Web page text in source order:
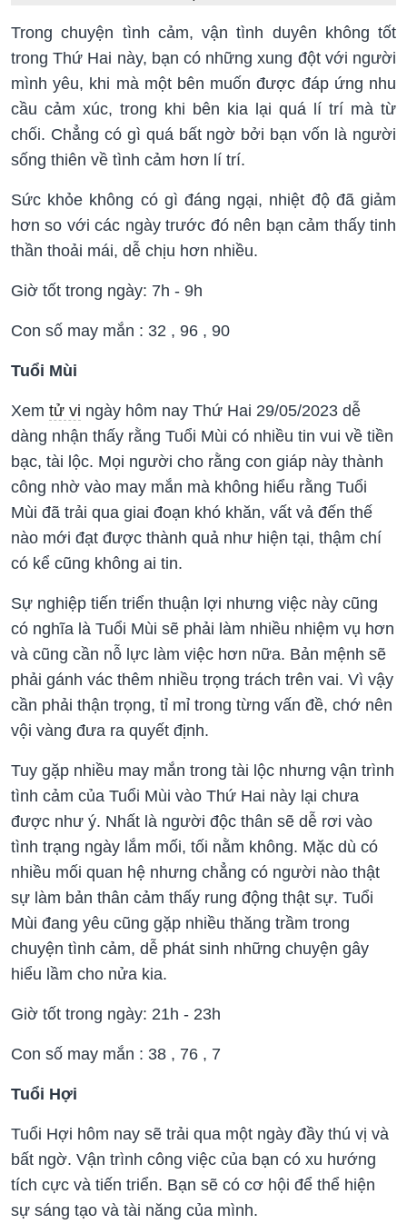
Trong chuyện tình cảm, vận tình duyên không tốt
trong Thứ Hai này, bạn có những xung đột với người
mình yêu, khi mà một bên muốn được đáp ứng nhu
cầu cảm xúc, trong khi bên kia lại quá lí trí mà từ
chối. Chẳng có gì quá bất ngờ bởi bạn vốn là người
sống thiên về tình cảm hơn lí trí.
Sức khỏe không có gì đáng ngại, nhiệt độ đã giảm
hơn so với các ngày trước đó nên bạn cảm thấy tinh
thần thoải mái, dễ chịu hơn nhiều.
Giờ tốt trong ngày: 7h - 9h
Con số may mắn : 32 , 96 , 90
Tuổi Mùi
Xem tử vi ngày hôm nay Thứ Hai 29/05/2023 dễ
dàng nhận thấy rằng Tuổi Mùi có nhiều tin vui về tiền
bạc, tài lộc. Mọi người cho rằng con giáp này thành
công nhờ vào may mắn mà không hiểu rằng Tuổi
Mùi đã trải qua giai đoạn khó khăn, vất vả đến thế
nào mới đạt được thành quả như hiện tại, thậm chí
có kể cũng không ai tin.
Sự nghiệp tiến triển thuận lợi nhưng việc này cũng
có nghĩa là Tuổi Mùi sẽ phải làm nhiều nhiệm vụ hơn
và cũng cần nỗ lực làm việc hơn nữa. Bản mệnh sẽ
phải gánh vác thêm nhiều trọng trách trên vai. Vì vậy
cần phải thận trọng, tỉ mỉ trong từng vấn đề, chớ nên
vội vàng đưa ra quyết định.
Tuy gặp nhiều may mắn trong tài lộc nhưng vận trình
tình cảm của Tuổi Mùi vào Thứ Hai này lại chưa
được như ý. Nhất là người độc thân sẽ dễ rơi vào
tình trạng ngày lắm mối, tối nằm không. Mặc dù có
nhiều mối quan hệ nhưng chẳng có người nào thật
sự làm bản thân cảm thấy rung động thật sự. Tuổi
Mùi đang yêu cũng gặp nhiều thăng trầm trong
chuyện tình cảm, dễ phát sinh những chuyện gây
hiểu lầm cho nửa kia.
Giờ tốt trong ngày: 21h - 23h
Con số may mắn : 38 , 76 , 7
Tuổi Hợi
Tuổi Hợi hôm nay sẽ trải qua một ngày đầy thú vị và
bất ngờ. Vận trình công việc của bạn có xu hướng
tích cực và tiến triển. Bạn sẽ có cơ hội để thể hiện
sự sáng tạo và tài năng của mình.